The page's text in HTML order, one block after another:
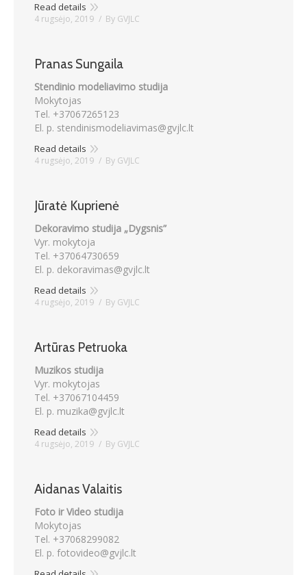
Read details
4 rugsėjo, 2019 By GVJLC
Pranas Sungaila
Stendinio modeliavimo studija
Mokytojas
Tel. +37067265123
El. p. stendinismodeliavimas@gvjlc.lt
Read details
4 rugsėjo, 2019 By GVJLC
Jūratė Kuprienė
Dekoravimo studija „Dygsnis”
Vyr. mokytoja
Tel. +37064730659
El. p. dekoravimas@gvjlc.lt
Read details
4 rugsėjo, 2019 By GVJLC
Artūras Petruoka
Muzikos studija
Vyr. mokytojas
Tel. +37067104459
El. p. muzika@gvjlc.lt
Read details
4 rugsėjo, 2019 By GVJLC
Aidanas Valaitis
Foto ir Video studija
Mokytojas
Tel. +37068299082
El. p. fotovideo@gvjlc.lt